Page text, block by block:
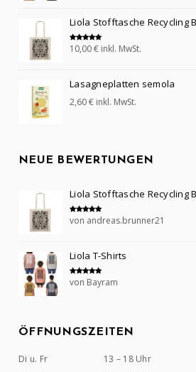
Liola Stofftasche Recycling
Bewertet mit
5.00
10,00€ inkl. MwSt.
Lasagneplatten semola
2,60€ inkl. MwSt.
NEUE BEWERTUNGEN
Liola Stofftasche Recycling
Bewertet mit
von andreas.brunner21
Liola T-Shirts
Bewertet mit
von Bayram
ÖFFNUNGSZEITEN
Di u. Fr
13 – 18 Uhr